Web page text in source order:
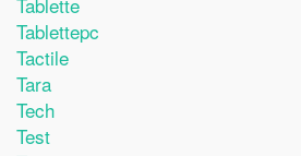
Tablettepc
Tactile
Tara
Tech
Test